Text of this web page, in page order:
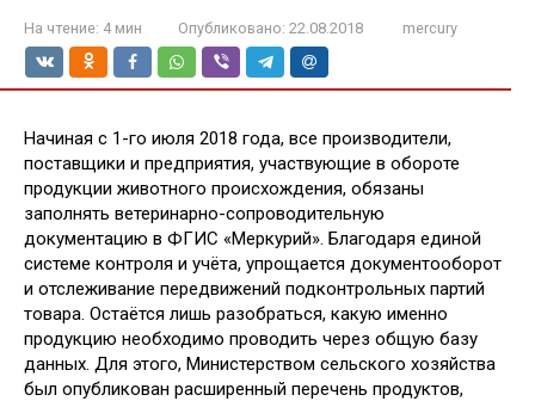
На чтение: 4 мин Опубликовано: 22.08.2018 mercury
Начиная с 1-го июля 2018 года, все производители,
поставщики и предприятия, участвующие в обороте
продукции животного происхождения, обязаны
заполнять ветеринарно-сопроводительную
документацию в ФГИС «Меркурий». Благодаря единой
системе контроля и учёта, упрощается документооборот
и отслеживание передвижений подконтрольных партий
товара. Остаётся лишь разобраться, какую именно
продукцию необходимо проводить через общую базу
данных. Для этого, Министерством сельского хозяйства
был опубликован расширенный перечень продуктов,